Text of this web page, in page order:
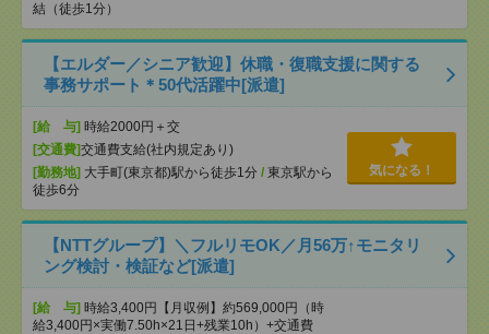
結（徒歩1分）
【エルダー／シニア歓迎】休職・復職支援に関する
事務サポート＊50代活躍中[派遣]
[給 与] 時給2000円＋交
[交通費]交通費支給(社内規定あり)
[勤務地] 大手町(東京都)駅から徒歩1分 / 東京駅から
徒歩6分
気になる！
【NTTグループ】＼フルリモOK／月56万↑モニタリ
ング検討・検証など[派遣]
[給 与] 時給3,400円【月収例】約569,000円（時
給3,400円×実働7.50h×21日+残業10h）+交通費